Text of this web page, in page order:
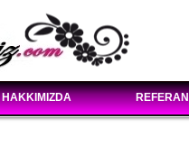
HAKKIMIZDA